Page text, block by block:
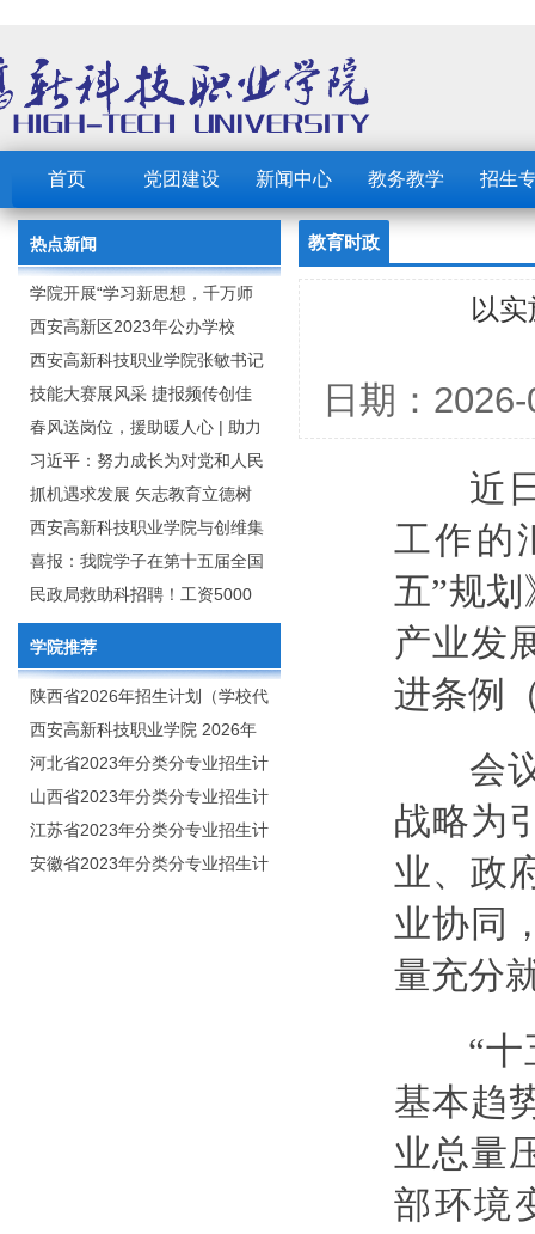
首页 党团建设 新闻中心 教务教学 招生
热点新闻
学院开展“学习新思想，千万师
生同上一堂课”活动
西安高新区2023年公办学校
（园） 公开招聘教职工公告
西安高新科技职业学院张敏书记
为全院师生党员上党课
技能大赛展风采 捷报频传创佳
绩：西安高新科技职业学院师生
在2023年陕西省职业技能大赛中
取佳绩
春风送岗位，援助暖人心 | 助力
毕业生求职就业
习近平：努力成长为对党和人民
忠诚可靠、堪当时代重任的栋梁
之才
抓机遇求发展 矢志教育立德树
人：西安高新科技职业学院召开
2020年年终总结暨表彰网络视频
会
西安高新科技职业学院与创维集
团举行校企合作签约仪式
喜报：我院学子在第十五届全国
大学生广告艺术大赛（大广
赛）、第十一届未来设计师.高校
数字艺术设计大赛（NCDA）国
赛中喜获佳绩
民政局救助科招聘！工资5000
元/月
学院推荐
陕西省2026年招生计划（学校代
码：8103）
西安高新科技职业学院 2026年
招生章程
河北省2023年分类分专业招生计
划（院校代号：1889）
山西省2023年分类分专业招生计
划（院校代号：5560）
江苏省2023年分类分专业招生计
划（院校代号：8931）
安徽省2023年分类分专业招生计
教育时政
以
日期：
近日
工作的
五”规
产业发
进条例
会议
战略为
业、政
业协同
量充分
“十五
基本趋
业总量
部环境